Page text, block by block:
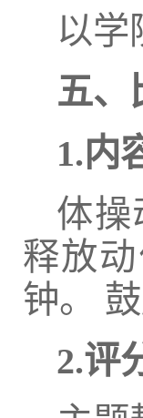
以学
五、
1.内
体操
释放
钟。
2.评